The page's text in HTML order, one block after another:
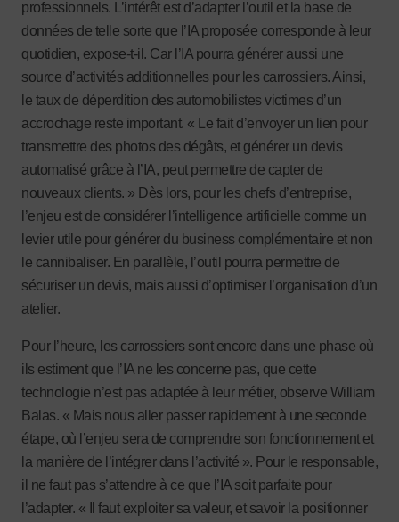
professionnels. L’intérêt est d’adapter l’outil et la base de
données de telle sorte que l’IA proposée corresponde à leur
quotidien, expose-t-il. Car l’IA pourra générer aussi une
source d’activités additionnelles pour les carrossiers. Ainsi,
le taux de déperdition des automobilistes victimes d’un
accrochage reste important. « Le fait d’envoyer un lien pour
transmettre des photos des dégâts, et générer un devis
automatisé grâce à l’IA, peut permettre de capter de
nouveaux clients. » Dès lors, pour les chefs d’entreprise,
l’enjeu est de considérer l’intelligence artificielle comme un
levier utile pour générer du business complémentaire et non
le cannibaliser. En parallèle, l’outil pourra permettre de
sécuriser un devis, mais aussi d’optimiser l’organisation d’un
atelier.
Pour l’heure, les carrossiers sont encore dans une phase où
ils estiment que l’IA ne les concerne pas, que cette
technologie n’est pas adaptée à leur métier, observe William
Balas. « Mais nous aller passer rapidement à une seconde
étape, où l’enjeu sera de comprendre son fonctionnement et
la manière de l’intégrer dans l’activité ». Pour le responsable,
il ne faut pas s’attendre à ce que l’IA soit parfaite pour
l’adapter. « Il faut exploiter sa valeur, et savoir la positionner